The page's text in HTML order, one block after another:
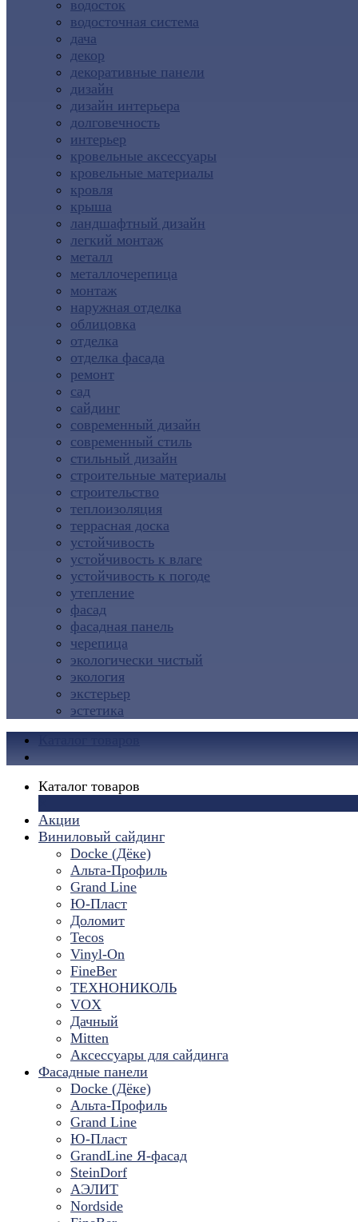
водосток
водосточная система
дача
декор
декоративные панели
дизайн
дизайн интерьера
долговечность
интерьер
кровельные аксессуары
кровельные материалы
кровля
крыша
ландшафтный дизайн
легкий монтаж
металл
металлочерепица
монтаж
наружная отделка
облицовка
отделка
отделка фасада
ремонт
сад
сайдинг
современный дизайн
современный стиль
стильный дизайн
строительные материалы
строительство
теплоизоляция
террасная доска
устойчивость
устойчивость к влаге
устойчивость к погоде
утепление
фасад
фасадная панель
черепица
экологически чистый
экология
экстерьер
эстетика
Каталог товаров
Акции
Виниловый сайдинг
Docke (Дёке)
Альта-Профиль
Grand Line
Ю-Пласт
Доломит
Tecos
Vinyl-On
FineBer
ТЕХНОНИКОЛЬ
VOX
Дачный
Mitten
Аксессуары для сайдинга
Фасадные панели
Docke (Дёке)
Альта-Профиль
Grand Line
Ю-Пласт
GrandLine Я-фасад
SteinDorf
АЭЛИТ
Nordside